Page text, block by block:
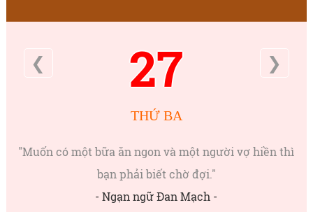
❮ 27 ❯
THỨ BA
"Muốn có một bữa ăn ngon và một người vợ hiền thì
bạn phải biết chờ đợi."
- Ngạn ngữ Đan Mạch -